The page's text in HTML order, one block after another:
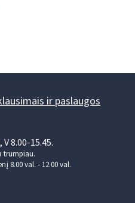
ir paslaugos
8.00-15.45.
trumpiau.
8.00 val. - 12.00 val.